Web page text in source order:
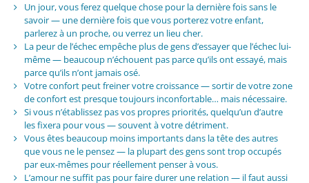
Un jour, vous ferez quelque chose pour la dernière fois sans le
savoir — une dernière fois que vous porterez votre enfant,
parlerez à un proche, ou verrez un lieu cher.
La peur de l’échec empêche plus de gens d’essayer que l’échec lui-
même — beaucoup n’échouent pas parce qu’ils ont essayé, mais
parce qu’ils n’ont jamais osé.
Votre confort peut freiner votre croissance — sortir de votre zone
de confort est presque toujours inconfortable… mais nécessaire.
Si vous n’établissez pas vos propres priorités, quelqu’un d’autre
les fixera pour vous — souvent à votre détriment.
Vous êtes beaucoup moins importants dans la tête des autres
que vous ne le pensez — la plupart des gens sont trop occupés
par eux-mêmes pour réellement penser à vous.
L’amour ne suffit pas pour faire durer une relation — il faut aussi